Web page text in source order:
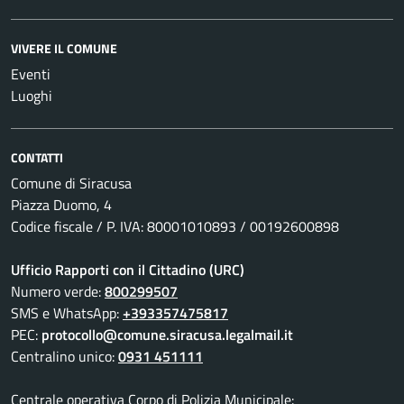
VIVERE IL COMUNE
Eventi
Luoghi
CONTATTI
Comune di Siracusa
Piazza Duomo, 4
Codice fiscale / P. IVA: 80001010893 / 00192600898
Ufficio Rapporti con il Cittadino (URC)
Numero verde:800299507
SMS e WhatsApp:+393357475817
PEC: protocollo@comune.siracusa.legalmail.it
Centralino unico:0931 451111